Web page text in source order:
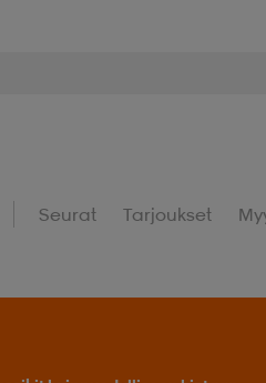
Seurat Tarjoukset